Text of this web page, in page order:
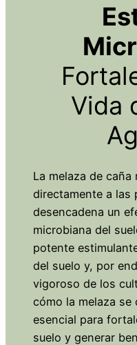
Vida
La melaza de
directamente a las
desencadena un
microbiana del
potente
del suelo y, por
vigoroso de los
cómo la melaza
esencial para
suelo y generar